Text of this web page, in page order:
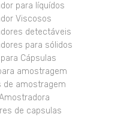
para líquídos
Viscosos
detectáveis
para sólidos
Cápsulas
amostragem
de amostragem
de capsulas